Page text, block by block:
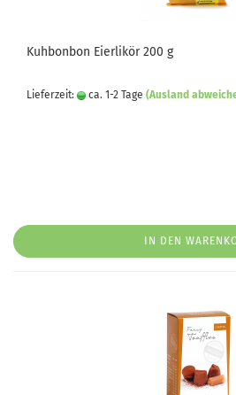
Kuhbonbon Eierlikör 200 g
Lieferzeit: ca. 1-2 Tage (Ausland
IN DEN